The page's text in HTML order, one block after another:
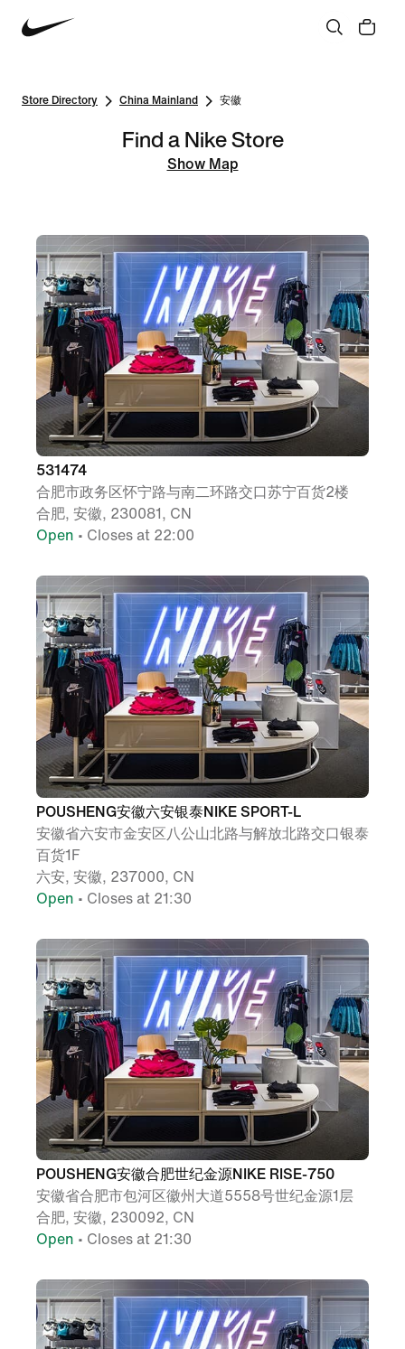
Store Directory China Mainland 安徽
Find a Nike Store
Show Map
531474
合肥市政务区怀宁路与南二环路交口苏宁百货2楼
合肥, 安徽, 230081, CN
Open • Closes at 22:00
POUSHENG安徽六安银泰NIKE SPORT-L
安徽省六安市金安区八公山北路与解放北路交口银泰
百货1F
六安, 安徽, 237000, CN
Open • Closes at 21:30
POUSHENG安徽合肥世纪金源NIKE RISE-750
安徽省合肥市包河区徽州大道5558号世纪金源1层
合肥, 安徽, 230092, CN
Open • Closes at 21:30